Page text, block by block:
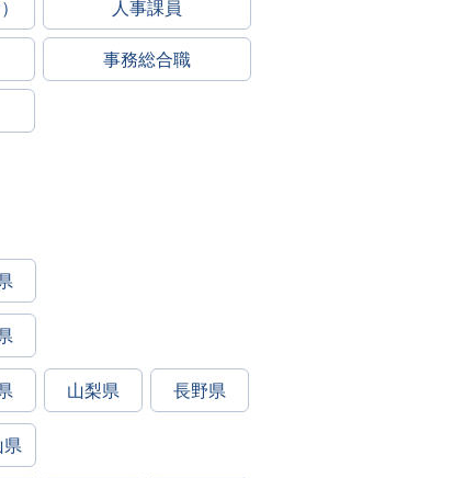
人事課員
事務総合職
山梨県 長野県